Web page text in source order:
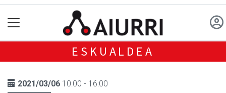
ESKUALDEA
2021/03/06 10:00 - 16:00